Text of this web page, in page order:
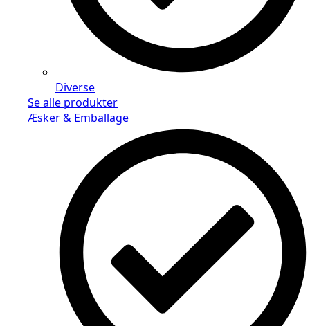
Diverse
Se alle produkter
Æsker & Emballage